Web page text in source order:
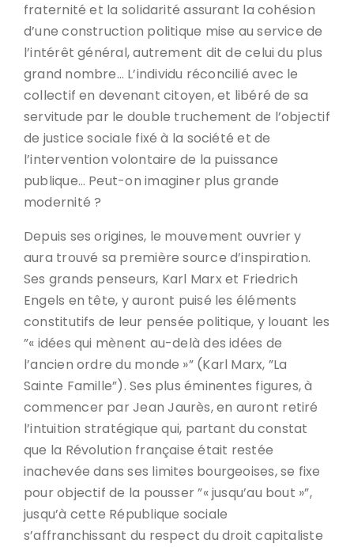
fraternité et la solidarité assurant la cohésion
d’une construction politique mise au service de
l’intérêt général, autrement dit de celui du plus
grand nombre… L’individu réconcilié avec le
collectif en devenant citoyen, et libéré de sa
servitude par le double truchement de l’objectif
de justice sociale fixé à la société et de
l’intervention volontaire de la puissance
publique… Peut-on imaginer plus grande
modernité ?
Depuis ses origines, le mouvement ouvrier y
aura trouvé sa première source d’inspiration.
Ses grands penseurs, Karl Marx et Friedrich
Engels en tête, y auront puisé les éléments
constitutifs de leur pensée politique, y louant les
”« idées qui mènent au-delà des idées de
l’ancien ordre du monde »” (Karl Marx, ”La
Sainte Famille”). Ses plus éminentes figures, à
commencer par Jean Jaurès, en auront retiré
l’intuition stratégique qui, partant du constat
que la Révolution française était restée
inachevée dans ses limites bourgeoises, se fixe
pour objectif de la pousser ”« jusqu’au bout »”,
jusqu’à cette République sociale
s’affranchissant du respect du droit capitaliste